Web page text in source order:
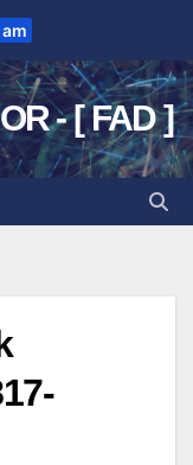
- [ FAD ]